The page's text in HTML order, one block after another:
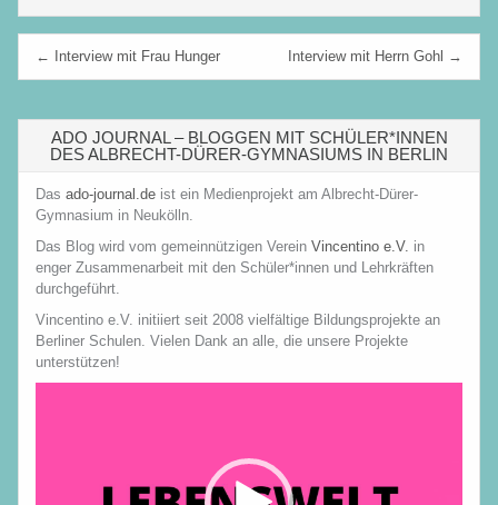
BeitragsnavigationInterview mit Herrn Gohl →
← Interview mit Frau Hunger
ADO JOURNAL – BLOGGEN MIT SCHÜLER*INNEN
DES ALBRECHT-DÜRER-GYMNASIUMS IN BERLIN
Das ado-journal.de ist ein Medienprojekt am Albrecht-Dürer-
Gymnasium in Neukölln.
Das Blog wird vom gemeinnützigen Verein Vincentino e.V. in
enger Zusammenarbeit mit den Schüler*innen und Lehrkräften
durchgeführt.
Vincentino e.V. initiiert seit 2008 vielfältige Bildungsprojekte an
Berliner Schulen. Vielen Dank an alle, die unsere Projekte
unterstützen!